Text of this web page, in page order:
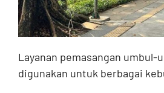
Layanan pemasangan umbul-
digunakan untuk berbagai